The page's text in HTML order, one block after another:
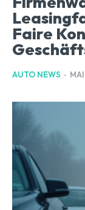
Faire
AUTO NEWS -